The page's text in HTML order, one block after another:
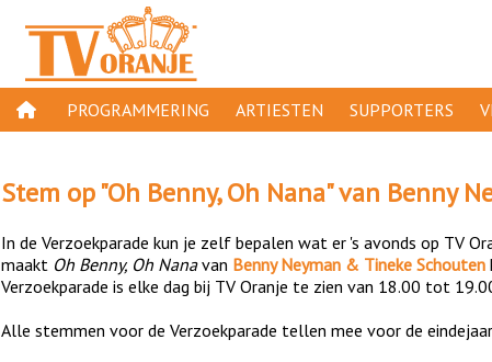
PROGRAMMERING
GESPEELD OP TV ORANJE
ORANJE KROON
TV ORANJE TOP 1000
11 VAN ORANJE
ARTIESTEN SUPPORTERS
AANMELDEN
Stem op "Oh Benny, Oh Nana" van Benny
In de Verzoekparade kun je zelf bepalen wat er 's avonds op TV
maakt Oh Benny, Oh Nanavan Benny Neyman & Tineke Schouten
Verzoekparade is elke dag bij TV Oranje te zien van 18.00 tot
Alle stemmen voor de Verzoekparade tellen mee voor de